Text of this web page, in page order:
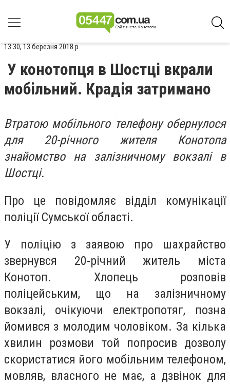
13:30, 13 березня 2018 р.
У конотопця в Шостці вкрали
мобільний. Крадія затримано
Втратою мобільного телефону обернулося
для 20-річного жителя Конотопа
знайомство на залізничному вокзалі в
Шостці.
Про це повідомляє відділ комунікації
поліції Сумської області.
У поліцію з заявою про шахрайство
звернувся 20-річний житель міста
Конотоп. Хлопець розповів
поліцейським, що на залізничному
вокзалі, очікуючи електропотяг, позна
йомився з молодим чоловіком. За кілька
хвилин розмови той попросив дозволу
скористатися його мобільним телефоном,
мовляв, власного не має, а дзвінок для